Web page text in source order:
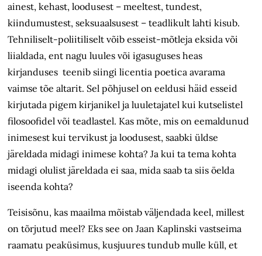
ainest, kehast, loodusest – meeltest, tundest,
kiindumustest, seksuaalsusest – teadlikult lahti kisub.
Tehniliselt-poliitiliselt võib esseist-mõtleja eksida või
liialdada, ent nagu luules või igasuguses heas
kirjanduses teenib siingi licentia poetica avarama
vaimse tõe altarit. Sel põhjusel on eeldusi häid esseid
kirjutada pigem kirjanikel ja luuletajatel kui kutselistel
filosoofidel või teadlastel. Kas mõte, mis on eemaldunud
inimesest kui tervikust ja loodusest, saabki üldse
järeldada midagi inimese kohta? Ja kui ta tema kohta
midagi olulist järeldada ei saa, mida saab ta siis öelda
iseenda kohta?
Teisisõnu, kas maailma mõistab väljendada keel, millest
on tõrjutud meel? Eks see on Jaan Kaplinski vastseima
raamatu peaküsimus, kusjuures tundub mulle küll, et